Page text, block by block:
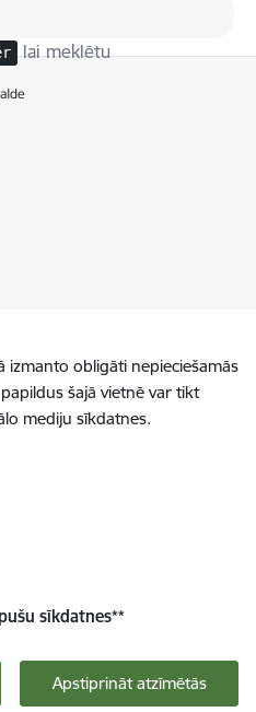
lai meklētu
izmanto obligāti nepieciešamās
šajā vietnē var tikt
mediju sīkdatnes.
sīkdatnes**
Apstiprināt atzīmētās